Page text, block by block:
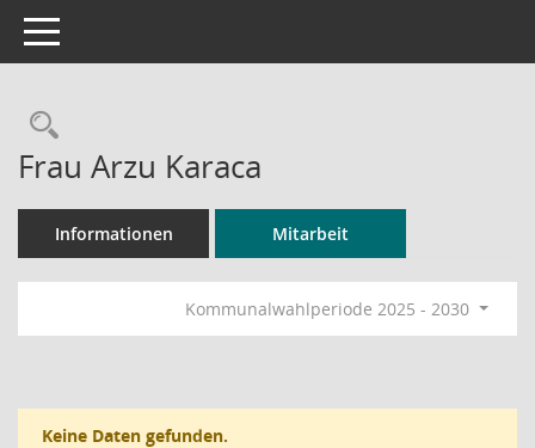
Toggle navigation
Rechercheauswahl
Frau Arzu Karaca
Informationen Mitarbeit
Kommunalwahlperiode 2025 - 2030
Keine Daten gefunden.